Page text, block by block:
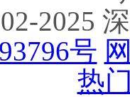
2025
号
热